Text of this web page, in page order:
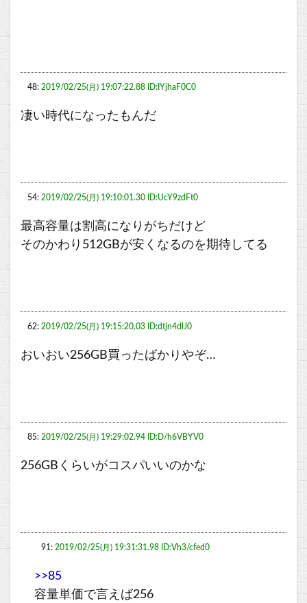
48: 2019/02/25(月) 19:07:22.88 ID:IYjhaF0C0
凄い時代になったもんだ
54: 2019/02/25(月) 19:10:01.30 ID:UcY9zdFt0
最高容量は割高になりがちだけど
そのかわり512GBが安くなるのを期待してる
62: 2019/02/25(月) 19:15:20.03 ID:dtjn4dlJ0
おいおい256GB買ったばかりやぞ…
85: 2019/02/25(月) 19:29:02.94 ID:D/h6VBYV0
256GBくらいがコスパいいのかな
91: 2019/02/25(月) 19:31:31.98 ID:Vh3/cfed0
>>85
容量単価で言えば256